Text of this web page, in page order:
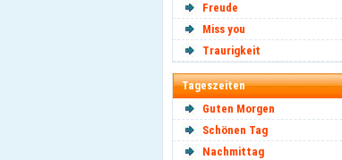
Freude
Miss you
Traurigkeit
Tageszeiten
Guten Morgen
Schönen Tag
Nachmittag